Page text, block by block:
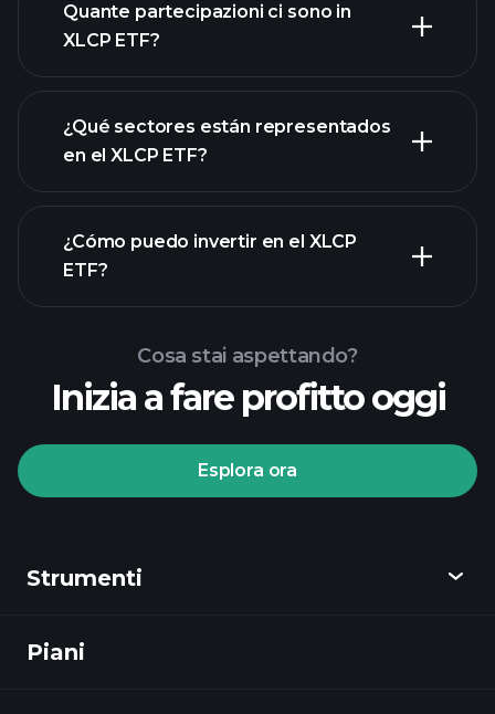
partecipazioni
Quante partecipazioni ci sono in
XLCP ETF?
¿Qué sectores están representados
en el XLCP ETF?
¿Cómo puedo invertir en el XLCP
ETF?
Cosa stai aspettando?
Inizia a fare profitto oggi
Esplora ora
Strumenti
Scopri
Piani